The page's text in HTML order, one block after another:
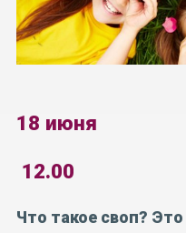
18 июня
12.00
Что такое своп?